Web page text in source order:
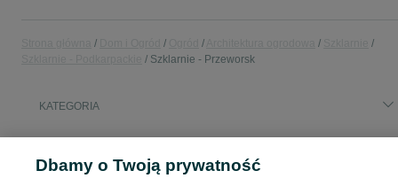
Szklarnie - Przeworsk
KATEGORIA
Dbamy o Twoją prywatność